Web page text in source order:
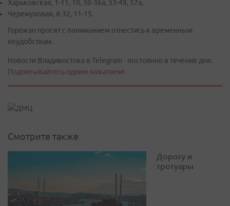
Харьковская, 1-11, 10, 30-36а, 33-49, 57а,
Черемуховая, 8-32, 11-15.
Горожан просят с пониманием отнестись к временным
неудобствам.
Новости Владивостока в Telegram - постоянно в течение дня.
Подписывайтесь одним нажатием!
Смотрите также
Дорогу и
тротуары